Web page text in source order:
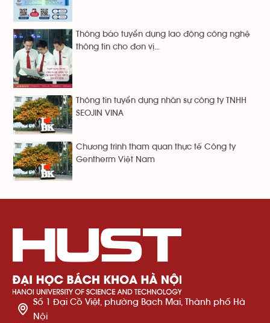
Thông báo tuyển dụng lao động công nghệ
thông tin cho đơn vị...
Thông tin tuyển dụng nhân sự công ty TNHH
SEOJIN VINA
Chương trình tham quan thực tế Công ty
Gentherm Việt Nam
Số 1 Đại Cồ Việt, phường Bạch Mai, Thành phố Hà
Nội